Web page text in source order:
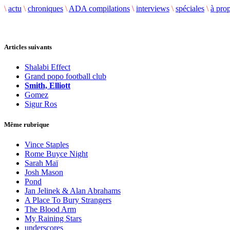
\ actu \ chroniques \ ADA compilations \ interviews \ spéciales \ à
Articles suivants
Shalabi Effect
Grand popo football club
Smith, Elliott
Gomez
Sigur Ros
Même rubrique
Vince Staples
Rome Buyce Night
Sarah Maï
Josh Mason
Pond
Jan Jelinek & Alan Abrahams
A Place To Bury Strangers
The Blood Arm
My Raining Stars
underscores